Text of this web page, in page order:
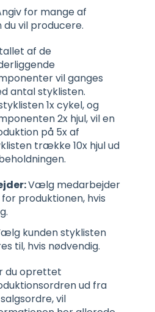
for mange af
vil producere.
af de
vil ganges
antal styklisten.
1x cykel, og
2x hjul, vil en
på 5x af
trække 10x hjul ud
Vælg medarbejder
produktionen, hvis
kunden styklisten
til, hvis nødvendig.
du oprettet
ud fra
vil